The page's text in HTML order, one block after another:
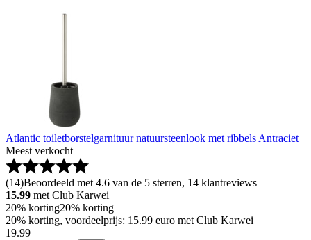
Atlantic toiletborstelgarnituur natuursteenlook met ribbels Antraciet
Meest verkocht
(14)Beoordeeld met 4.6 van de 5 sterren, 14 klantreviews
15.99 met Club Karwei
20% korting20% korting
20% korting, voordeelprijs: 15.99 euro met Club Karwei
19.99